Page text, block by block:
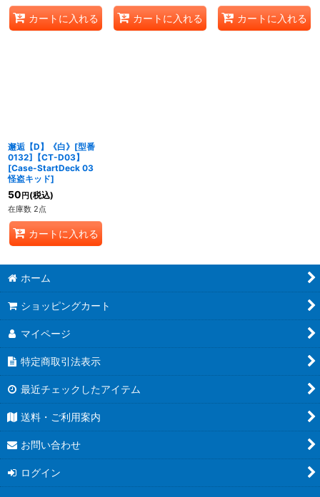
カートに入れる カートに入れる カートに入れる
邂逅【D】《白》[型番
0132]【CT-D03】
[Case-StartDeck 03
怪盗キッド]
50 円 (税込)
在庫数 2点
カートに入れる
ホーム
ショッピングカート
マイページ
特定商取引法表示
最近チェックしたアイテム
送料・ご利用案内
お問い合わせ
ログイン